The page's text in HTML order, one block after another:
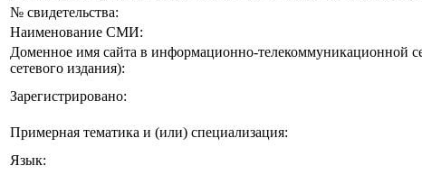
№ свидетельства:
Наименование СМИ:
Доменное имя сайта в информационно-телекоммуникационной
сетевого издания):
Зарегистрировано:
Примерная тематика и (или) специализация:
Язык: